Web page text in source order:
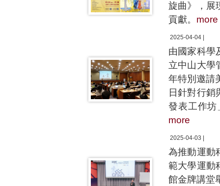
旋曲》，展
貢獻。 more
2025-04-04 |
由國家科學
立中山大學
年特別邀請
日針對行
發表工作坊
more
2025-04-03 |
為推動運動
範大學運動
館金牌講堂